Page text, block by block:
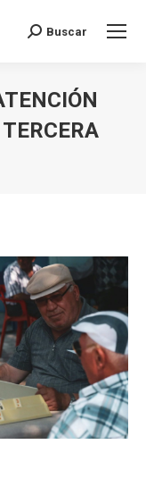
Buscar:
Buscar